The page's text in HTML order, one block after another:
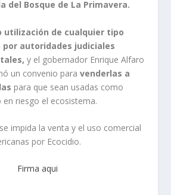
del Bosque de La Primavera.
utilización de cualquier tipo
por autoridades judiciales
y el gobernador Enrique Alfaro
un convenio paravenderlas a
para que sean usadas como
en riesgo el ecosistema.
impida la venta y el uso comercial
por Ecocidio.
Firma aqui